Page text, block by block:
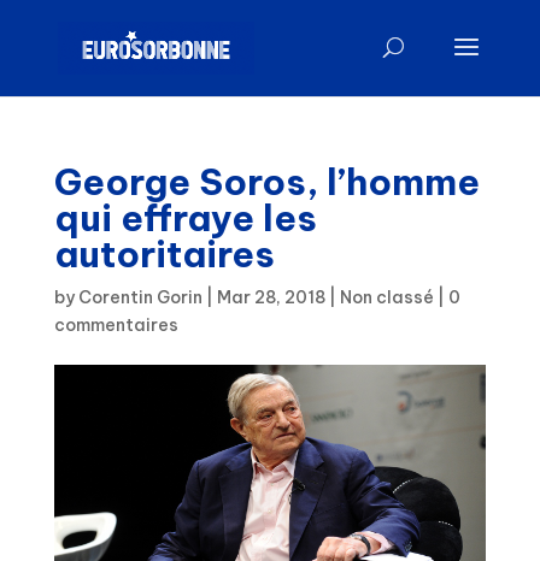
George Soros, l’homme
qui effraye les
autoritaires
by Corentin Gorin Mar 28, 2018| Non classé
0
commentaires